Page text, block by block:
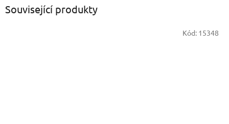
Související produkty
Kód: 15348